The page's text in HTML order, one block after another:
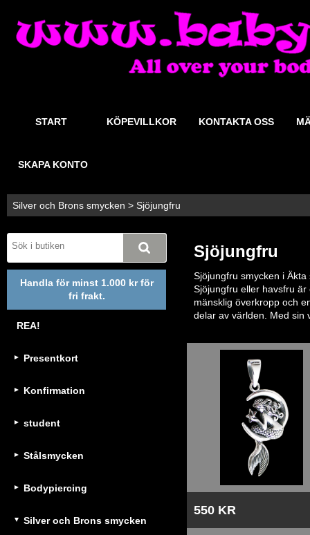
START KÖPEVILLKOR KONTAKTA OSS
SKAPA KONTO
Silver och Brons smycken > Sjöjungfru
Handla för minst 1.000 kr för
fri frakt.
REA!
Presentkort
Konfirmation
student
Stålsmycken
Bodypiercing
Silver och Brons smycken
Sjöjungfru
Sjöjungfru smycken i Äkta
Sjöjungfru eller havsfru
mänsklig överkropp och
delar av världen. Med sin
550 KR